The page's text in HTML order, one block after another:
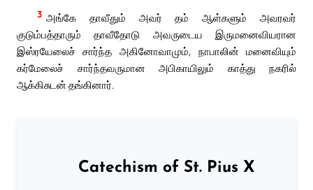
3 அங்கே தாவீதும் அவர் தம் ஆள்களும் அவரவர்
குடும்பத்தாரும் தாவீதோடு அவருடைய இருமனைவியரான
இஸ்ரயேலைச் சார்ந்த அகினோவாமும், நாபாலின் மனைவியும்
கர்மேலைச் சார்ந்தவருமான அபிகாயிலும் காத்து நகரில்
ஆக்கிசுடன் தங்கினார்.
Catechism of St. Pius X